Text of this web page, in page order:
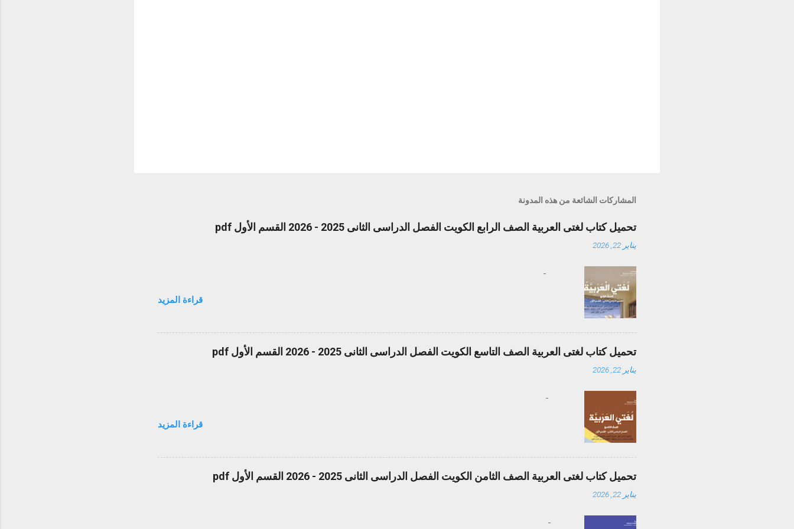
المشاركات الشائعة من هذه المدونة
تحميل كتاب لغتى العربية الصف الرابع الكويت الفصل الدراسى الثانى 2025 - 2026 القسم الأول pdf
يناير 22, 2026
-
قراءة المزيد
تحميل كتاب لغتى العربية الصف التاسع الكويت الفصل الدراسى الثانى 2025 - 2026 القسم الأول pdf
يناير 22, 2026
-
قراءة المزيد
تحميل كتاب لغتى العربية الصف الثامن الكويت الفصل الدراسى الثانى 2025 - 2026 القسم الأول pdf
يناير 22, 2026
-